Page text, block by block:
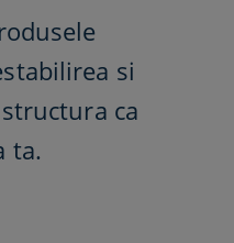
si
ca
ta.​